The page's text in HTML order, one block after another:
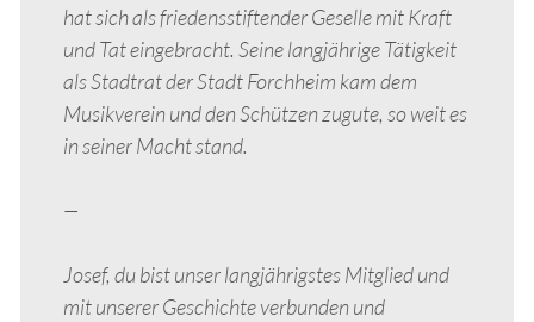
hat sich als friedensstiftender Geselle mit Kraft
und Tat eingebracht. Seine langjährige Tätigkeit
als Stadtrat der Stadt Forchheim kam dem
Musikverein und den Schützen zugute, so weit es
in seiner Macht stand.
—
Josef, du bist unser langjährigstes Mitglied und
mit unserer Geschichte verbunden und